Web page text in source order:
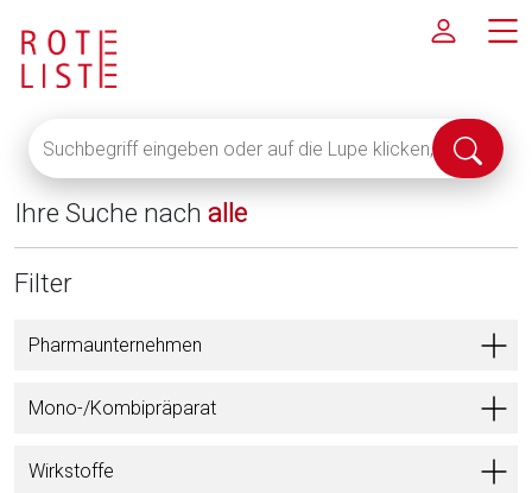
eingeben
oder
auf
die
Lupe
alle
anzuzeigen
Suche
Ihre Suche nach alle
Filter
Pharmaunternehmen
Mono-/Kombipräparat
Wirkstoffe